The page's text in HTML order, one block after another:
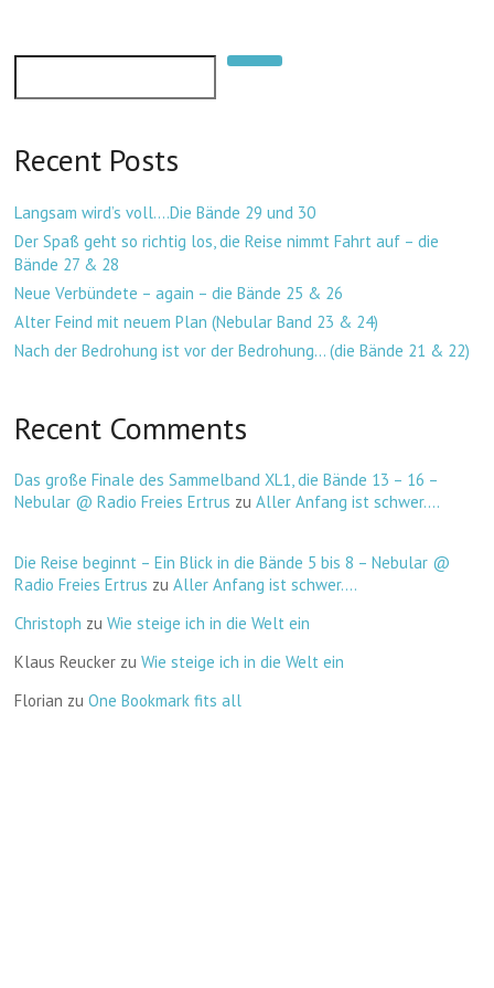
Suchen
Recent Posts
Langsam wird’s voll….Die Bände 29 und 30
Der Spaß geht so richtig los, die Reise nimmt Fahrt auf – die
Bände 27 & 28
Neue Verbündete – again – die Bände 25 & 26
Alter Feind mit neuem Plan (Nebular Band 23 & 24)
Nach der Bedrohung ist vor der Bedrohung… (die Bände 21 & 22)
Recent Comments
Das große Finale des Sammelband XL1, die Bände 13 – 16 –
Nebular @ Radio Freies Ertrus zuAller Anfang ist schwer….
Die Reise beginnt – Ein Blick in die Bände 5 bis 8 – Nebular @
Radio Freies Ertrus zuAller Anfang ist schwer….
Christoph zuWie steige ich in die Welt ein
Klaus Reucker zuWie steige ich in die Welt ein
Florian zuOne Bookmark fits all